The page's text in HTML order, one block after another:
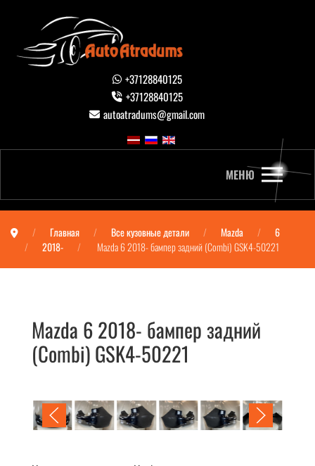
+37128840125
+37128840125
autoatradums@gmail.com
МЕНЮ
Главная Все кузовные детали Mazda
6
2018-
Mazda 6 2018- бампер задний (Combi) GSK4-50221
Mazda 6 2018- бампер задний
(Combi) GSK4-50221